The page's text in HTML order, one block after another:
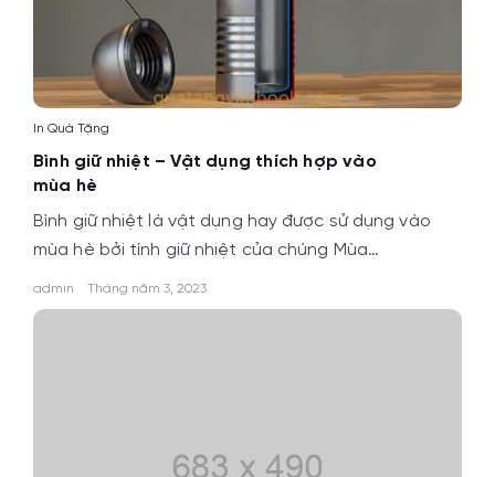
In Quà Tặng
Bình giữ nhiệt – Vật dụng thích hợp vào
mùa hè
Bình giữ nhiệt là vật dụng hay được sử dụng vào
mùa hè bởi tính giữ nhiệt của chúng Mùa…
admin Tháng năm 3, 2023